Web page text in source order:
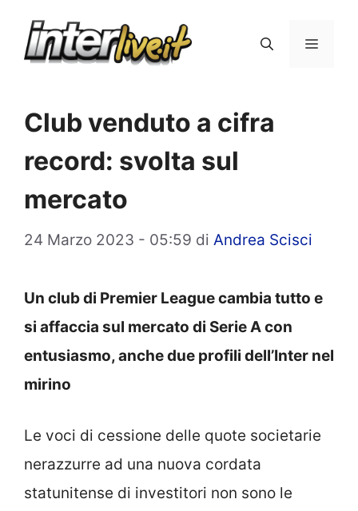
Menu
Club venduto a cifra
record: svolta sul
mercato
24 Marzo 2023 - 05:59 di Andrea Scisci
Un club di Premier League cambia tutto e
si affaccia sul mercato di Serie A con
entusiasmo, anche due profili dell’Inter nel
mirino
Le voci di cessione delle quote societarie
nerazzurre ad una nuova cordata
statunitense di investitori non sono le